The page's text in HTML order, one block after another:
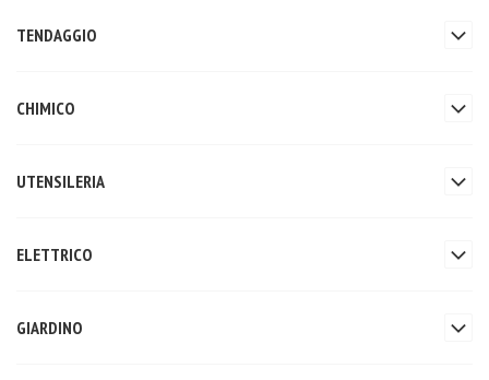
TENDAGGIO
CHIMICO
UTENSILERIA
ELETTRICO
GIARDINO